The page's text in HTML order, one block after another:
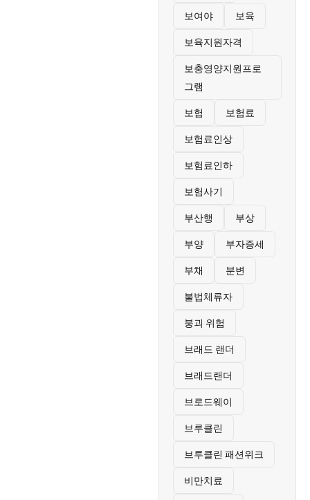
보여야 보육
보육지원자격
보충영양지원프로
그램
보험 보험료
보험료인상
보험료인하
보험사기
부산행 부상
부양 부자증세
부채 분변
불법체류자
붕괴 위험
브래드 랜더
브래드랜더
브로드웨이
브루클린
브루클린 패션위크
비만치료